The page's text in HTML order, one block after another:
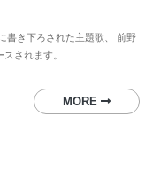
書き下ろされた主題歌、 前野
されます。
MORE